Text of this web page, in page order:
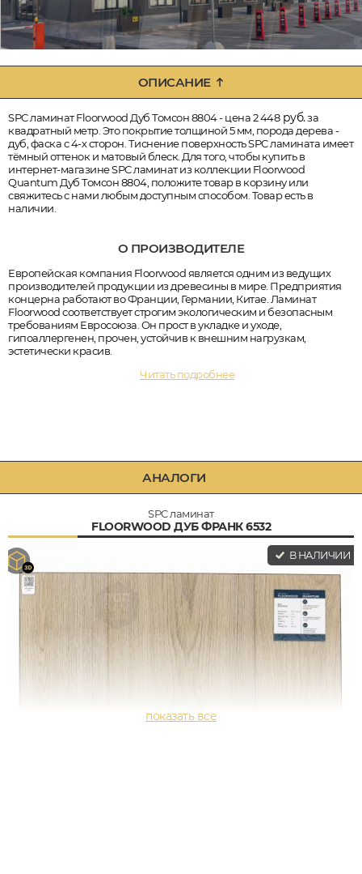
ОПИСАНИЕ
SPC ламинат Floorwood Дуб Томсон 8804 - цена 2 448руб.за
квадратный метр. Это покрытие толщиной 5 мм, порода дерева -
дуб, фаска с 4-х сторон. Тиснение поверхность SPC ламината имеет
тёмный оттенок и матовый блеск. Для того, чтобы купить в
интернет-магазине SPC ламинат из коллекции Floorwood
Quantum Дуб Томсон 8804, положите товар в корзину или
свяжитесь с нами любым доступным способом. Товар есть в
наличии.
О ПРОИЗВОДИТЕЛЕ
Европейская компания Floorwood является одним из ведущих
производителей продукции из древесины в мире. Предприятия
концерна работают во Франции, Германии, Китае. Ламинат
Floorwood соответствует строгим экологическим и безопасным
требованиям Евросоюза. Он прост в укладке и уходе,
гипоаллергенен, прочен, устойчив к внешним нагрузкам,
эстетически красив.
Читать подробнее
АНАЛОГИ
SPC ламинат
FLOORWOOD ДУБ ФРАНК 6532
В НАЛИЧИИ